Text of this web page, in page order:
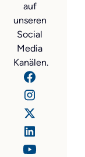
auf
unseren
Social
Media
Kanälen.